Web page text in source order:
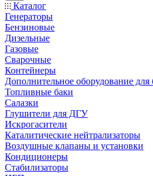
Каталог
Генераторы
Бензиновые
Дизельные
Газовые
Сварочные
Контейнеры
Дополнительное оборудование для
Топливные баки
Салазки
Глушители для ДГУ
Искрогасители
Каталитические нейтрализаторы
Воздушные клапаны и установки
Кондиционеры
Стабилизаторы